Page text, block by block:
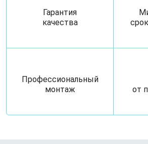
Гарантия
качества
Профессиональный
монтаж
от